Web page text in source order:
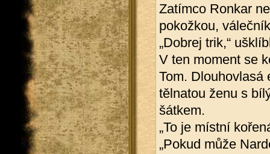
Zatímco Ronkar
pokožkou,
„Dobrej trik,“
V ten moment se
Tom. Dlouhovlasá
tělnatou ženu s
šátkem.
„To je místní
„Pokud může